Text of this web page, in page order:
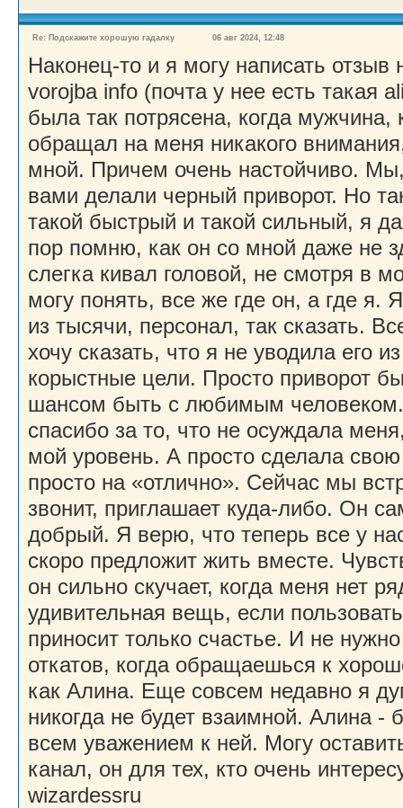
Re: Подскажите хорошую гадалку 06 авг 2024, 12:48
Наконец-то и я могу написать отзыв
vorojba info (почта у нее есть такая
была так потрясена, когда
обращал на меня никакого
мной. Причем очень настойчиво.
вами делали черный приворот. Но
такой быстрый и такой сильный, я
пор помню, как он со мной даже не
слегка кивал головой, не смотря в
могу понять, все же где он, а где я.
из тысячи, персонал, так сказать.
хочу сказать, что я не уводила его
корыстные цели. Просто приворот
шансом быть с любимым
спасибо за то, что не осуждала
мой уровень. А просто сделала
просто на «отлично». Сейчас мы
звонит, приглашает куда-либо. Он
добрый. Я верю, что теперь все у
скоро предложит жить вместе.
он сильно скучает, когда меня нет
удивительная вещь, если
приносит только счастье. И не
откатов, когда обращаешься к
как Алина. Еще совсем недавно я
никогда не будет взаимной. Алина
всем уважением к ней. Могу
канал, он для тех, кто очень
wizardessru